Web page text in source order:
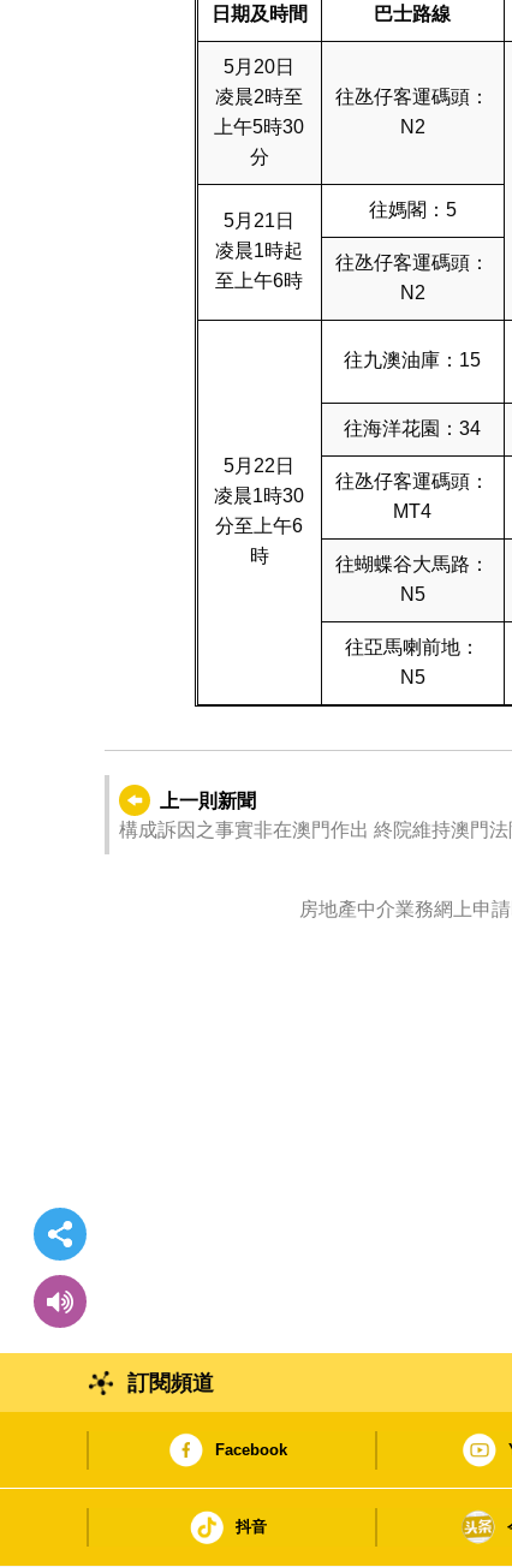
日期及時間 巴士路線
5月20日
凌晨2時至
上午5時30
分
往氹仔客運碼頭：
N2
5月21日
凌晨1時起
至上午6時
往媽閣：5
往氹仔客運碼頭：
N2
5月22日
凌晨1時30
分至上午6
時
往九澳油庫：15
往海洋花園：34
往氹仔客運碼頭：
MT4
往蝴蝶谷大馬路：
N5
往亞馬喇前地：
N5
上一則新聞
構成訴因之事實非在澳門作出 終院維持澳門
訂閱頻道
Facebook
抖音